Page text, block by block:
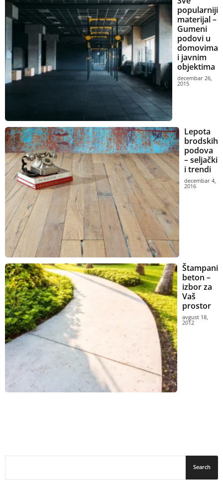
popularniji
materijal –
Gumeni
podovi u
domovima
i javnim
objektima
decembar 26,
2015
Lepota
brodskih
podova
– seljački
i trendi
decembar 4,
2016
Štampani
beton –
izbor za
Vaš
prostor
avgust 18,
2012